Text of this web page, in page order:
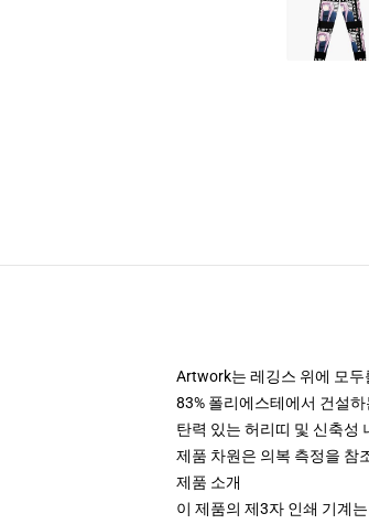
Artwork는 레깅스 위에 모
83% 폴리에스테에서 건설하
탄력 있는 허리띠 및 신축성
제품 차원은 의복 측정을 참
제품 소개
이 제품의 제3자 인쇄 기계